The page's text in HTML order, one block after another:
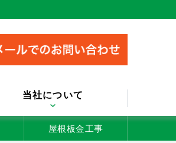
当社について
屋根板金工事